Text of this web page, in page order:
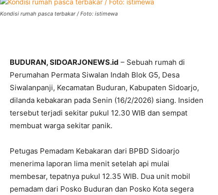
Kondisi rumah pasca terbakar / Foto: istimewa
BUDURAN, SIDOARJONEWS.id – Sebuah rumah di
Perumahan Permata Siwalan Indah Blok G5, Desa
Siwalanpanji, Kecamatan Buduran, Kabupaten Sidoarjo,
dilanda kebakaran pada Senin (16/2/2026) siang. Insiden
tersebut terjadi sekitar pukul 12.30 WIB dan sempat
membuat warga sekitar panik.
Petugas Pemadam Kebakaran dari BPBD Sidoarjo
menerima laporan lima menit setelah api mulai
membesar, tepatnya pukul 12.35 WIB. Dua unit mobil
pemadam dari Posko Buduran dan Posko Kota segera